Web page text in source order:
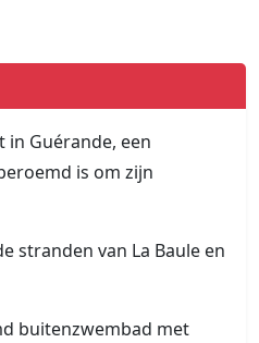
in Guérande, een
is om zijn
stranden van La Baule en
buitenzwembad met